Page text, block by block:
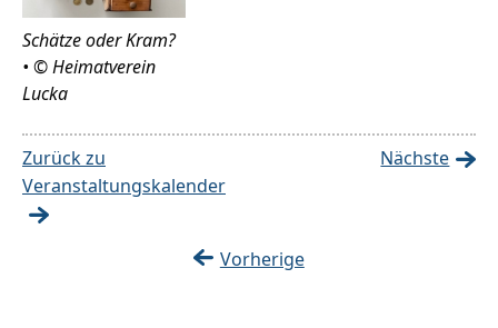
Schätze oder Kram?
• © Heimatverein
Lucka
Vorherige
Zurück zu
Veranstaltungskalender
Nächste